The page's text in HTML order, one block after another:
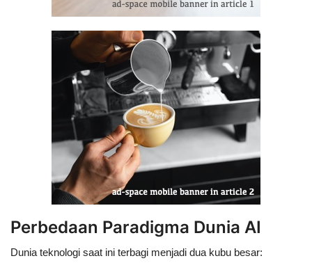
Perbedaan Paradigma Dunia AI
Dunia teknologi saat ini terbagi menjadi dua kubu besar: